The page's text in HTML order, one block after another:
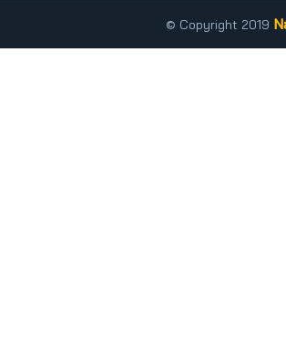
© Copyright 2019